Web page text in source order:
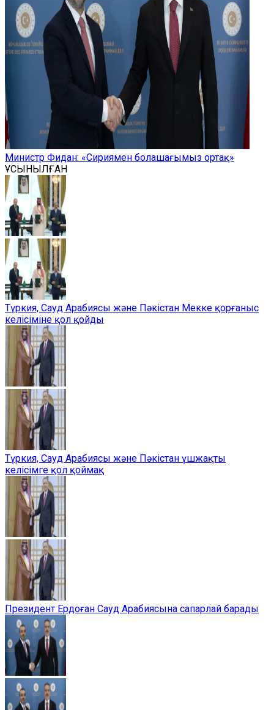
Министр Фидан: «Сириямен болашағымыз ортақ»
ҰСЫНЫЛҒАН
Түркия, Сауд Арабиясы және Пәкістан Мекке қорғаныс
келісіміне қол қойды
Түркия, Сауд Арабиясы және Пәкістан үшжақты
келісімге қол қоймақ
Президент Ердоған Сауд Арабиясына сапарлай барады